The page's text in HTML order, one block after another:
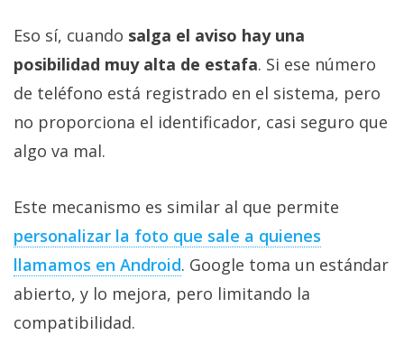
Eso sí, cuando salga el aviso hay una
posibilidad muy alta de estafa. Si ese número
de teléfono está registrado en el sistema, pero
no proporciona el identificador, casi seguro que
algo va mal.
Este mecanismo es similar al que permite
personalizar la foto que sale a quienes
llamamos en Android. Google toma un estándar
abierto, y lo mejora, pero limitando la
compatibilidad.